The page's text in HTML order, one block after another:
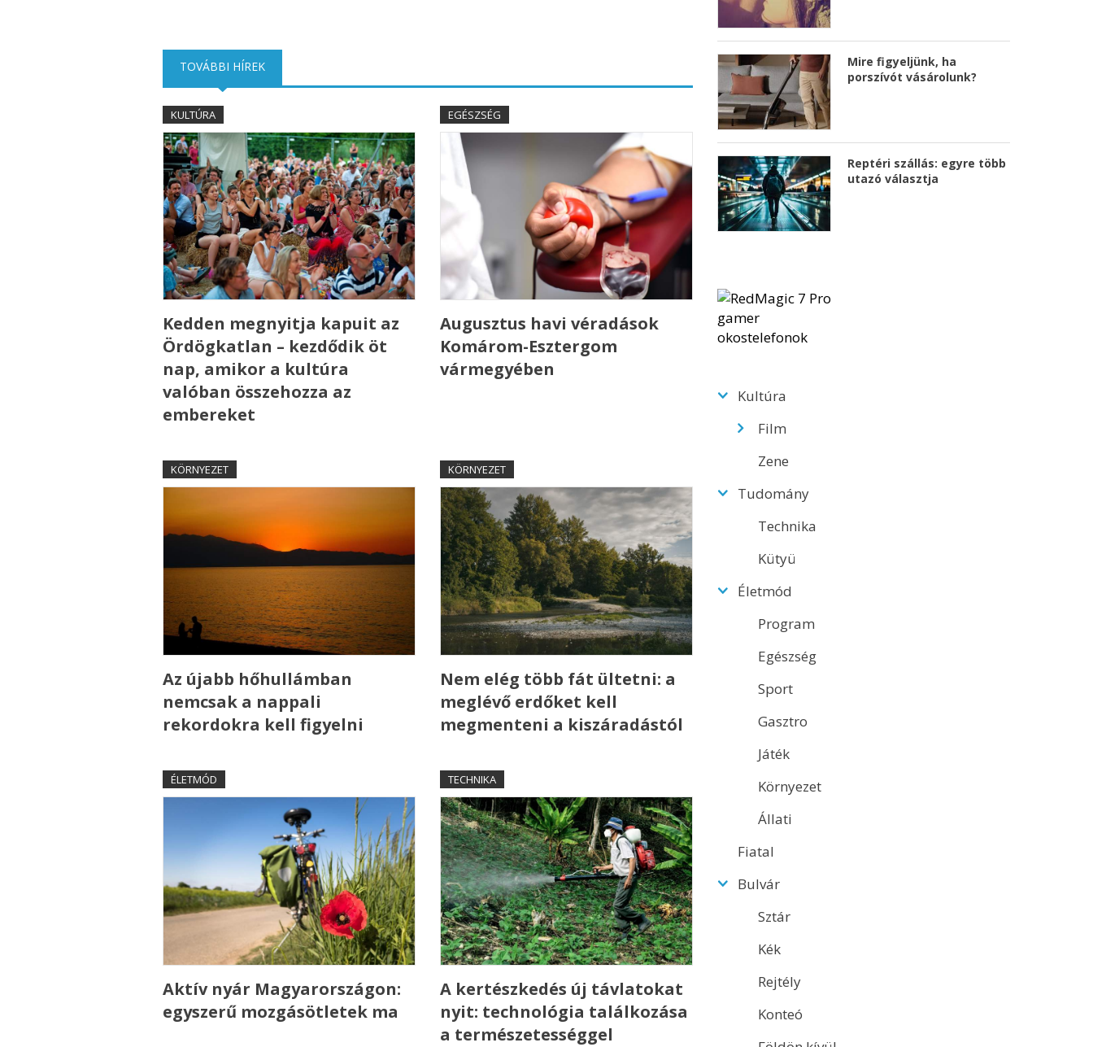
TOVÁBBI HÍREK(AKTÍV FÜL)
KULTÚRA
Kedden megnyitja kapuit az
Ördögkatlan – kezdődik öt
nap, amikor a kultúra
valóban összehozza az
embereket
EGÉSZSÉG
Augusztus havi véradások
Komárom-Esztergom
vármegyében
KÖRNYEZET
Az újabb hőhullámban
nemcsak a nappali
rekordokra kell figyelni
KÖRNYEZET
Nem elég több fát ültetni: a
meglévő erdőket kell
megmenteni a kiszáradástól
ÉLETMÓD
Aktív nyár Magyarországon:
egyszerű mozgásötletek ma
TECHNIKA
A kertészkedés új távlatokat
nyit: technológia találkozása
a természetességgel
Mire figyeljünk, ha
porszívót vásárolunk?
Reptéri szállás: egyre több
utazó választja
Kultúra
Film
Zene
Tudomány
Technika
Kütyü
Életmód
Program
Egészség
Sport
Gasztro
Játék
Környezet
Állati
Fiatal
Bulvár
Sztár
Kék
Rejtély
Konteó